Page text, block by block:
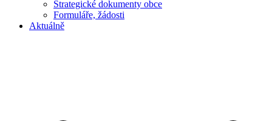
Strategické dokumenty obce
Formuláře, žádosti
Aktuálně